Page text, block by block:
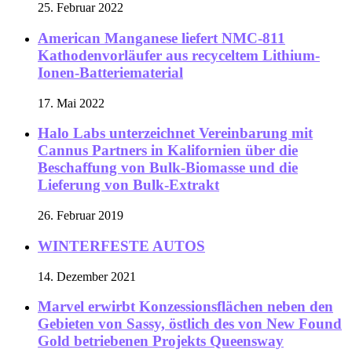
25. Februar 2022
American Manganese liefert NMC-811
Kathodenvorläufer aus recyceltem Lithium-
Ionen-Batteriematerial
17. Mai 2022
Halo Labs unterzeichnet Vereinbarung mit
Cannus Partners in Kalifornien über die
Beschaffung von Bulk-Biomasse und die
Lieferung von Bulk-Extrakt
26. Februar 2019
WINTERFESTE AUTOS
14. Dezember 2021
Marvel erwirbt Konzessionsflächen neben den
Gebieten von Sassy, östlich des von New Found
Gold betriebenen Projekts Queensway